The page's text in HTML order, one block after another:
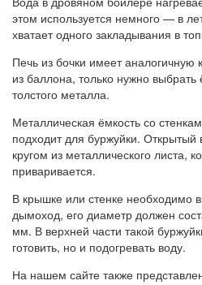
этом используется немного — в
хватает одного закладывания в
Печь из бочки имеет аналогичную
из баллона, только нужно выбрать
толстого металла.
Металлическая ёмкость со
подходит для буржуйки. Открытый
кругом из металлического листа,
приваривается.
В крышке или стенке необходимо
дымоход, его диаметр должен
мм. В верхней части такой
готовить, но и подогревать воду.
На нашем сайте также